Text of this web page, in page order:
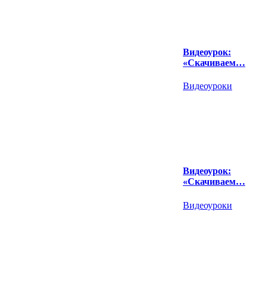
Видеоурок:
«Скачиваем…
Видеоуроки
Видеоурок:
«Скачиваем…
Видеоуроки